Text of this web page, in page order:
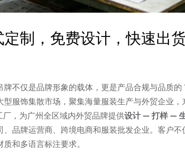
制，免费设计，快速出
不仅是品牌形象的载体，更是产品合规与品质的
服饰集散市场，聚集海量服装生产与外贸企业
，为广州全区域内外贸品牌提供设计 — 打样 —
品牌运营商、跨境电商和服装批发企业。客户
和多语言标注要求。